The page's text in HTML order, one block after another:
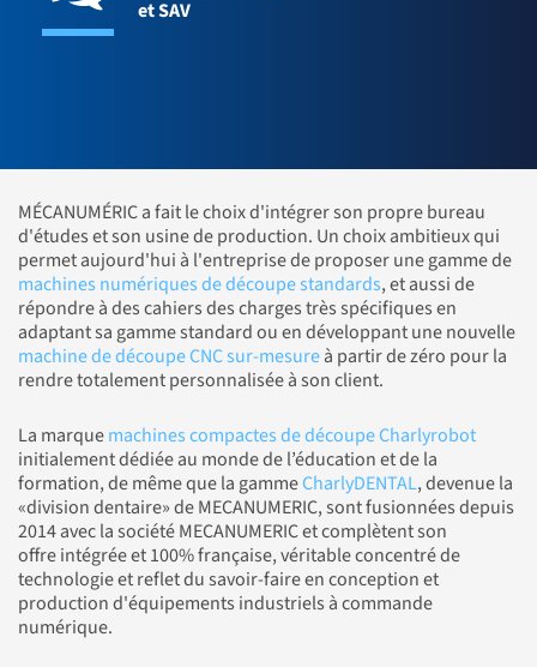
et SAV
MÉCANUMÉRIC a fait le choix d'intégrer son propre bureau
d'études et son usine de production. Un choix ambitieux qui
permet aujourd'hui à l'entreprise de proposer une gamme de
machines numériques de découpe standards, et aussi de
répondre à des cahiers des charges très spécifiques en
adaptant sa gamme standard ou en développant une nouvelle
machine de découpe CNC sur-mesureà partir de zéro pour la
rendre totalement personnalisée à son client.
La marquemachines compactes de découpe Charlyrobot
initialement dédiée au monde de l’éducation et de la
formation, de même que la gammeCharlyDENTAL, devenue la
«division dentaire» de MECANUMERIC, sont fusionnées depuis
2014 avec la société MECANUMERIC et complètent son
offre intégrée et 100% française, véritable concentré de
technologie et reflet du savoir-faire en conception et
production d'équipements industriels à commande
numérique.